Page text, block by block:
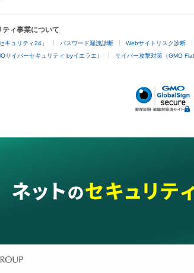
ィ事業について
キュリティ24」 パスワード漏洩診断 Webサイトリスク診断
サイバーセキュリティ byイエラエ） サイバー攻撃対策（GMO